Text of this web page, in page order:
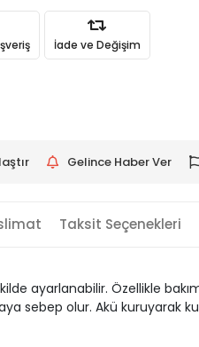
İade ve Değişim
Gelince Haber Ver
Taksit Seçenekleri
ayarlanabilir. Özellikle
sebep olur. Akü kuruyarak